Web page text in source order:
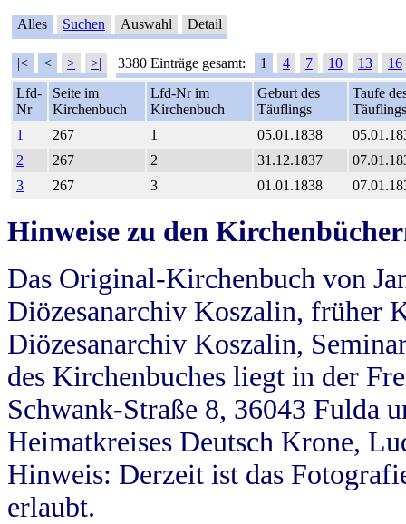
Alles Suchen Auswahl Detail
|< < > >| 3380 Einträge gesamt: 1 4 7 10 13
16
Lfd-
Nr
Seite im
Kirchenbuch
Lfd-Nr im
Kirchenbuch
Geburt des
Täuflings
Taufe
Täuflings
1
267 1 05.01.1838
2
267 2 31.12.1837
3
267 3 01.01.1838
Hinweise zu den
Das Original-Kirchenbuch von
Diözesanarchiv Koszalin, früher
Diözesanarchiv Koszalin,
des Kirchenbuches liegt in der
Schwank-Straße 8, 36043 Fulda
Heimatkreises Deutsch Krone,
Hinweis: Derzeit ist das
erlaubt.